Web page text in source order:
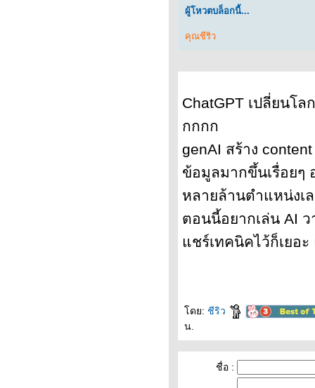
ผู้โหวตบล็อกนี้...
คุณชีริว
ChatGPT เปลี่ยนโล
กกกก
genAI สร้าง
ข้อมูลมากขึ้นเรื่อยๆ
หลายล้านตำแหน่ง
ตอนนี้อยากเล่น AI
ชร์เทคนิคไว้ก็เยอะ
ดย: ชีริว
น.
ชื่อ :